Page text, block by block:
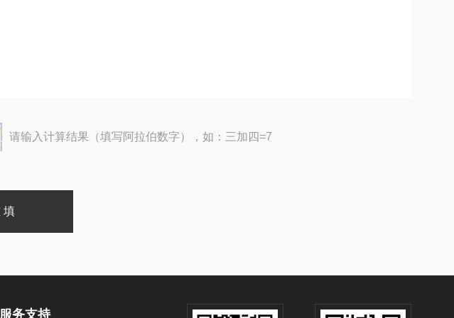
请输入计算结果（填写阿拉伯数字），如：三加四=7
服务支持